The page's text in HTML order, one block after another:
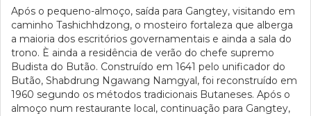
Após o pequeno-almoço, saída para Gangtey, visitando em
caminho Tashichhdzong, o mosteiro fortaleza que alberga
a maioria dos escritórios governamentais e ainda a sala do
trono. È ainda a residência de verão do chefe supremo
Budista do Butão. Construído em 1641 pelo unificador do
Butão, Shabdrung Ngawang Namgyal, foi reconstruído em
1960 segundo os métodos tradicionais Butaneses. Após o
almoço num restaurante local, continuação para Gangtey,